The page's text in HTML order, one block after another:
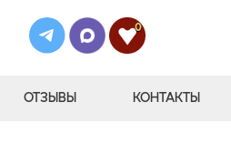
0
ОТЗЫВЫ КОНТАКТЫ